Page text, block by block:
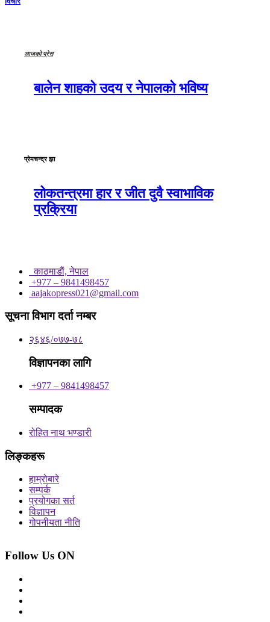
आजको प्रेस
बालेन शाहको उदय र नेपालको भविष्य
प्रेमचन्द्र झा
लोकतन्त्रमा हार र जीत दुवै स्वाभाविक
प्रक्रिया
काठमाडाैं, नेपाल
+977 – 9841498457
aajakopress021@gmail.com
सूचना विभाग दर्ता नम्बर
२६४६/०७७-७८
विज्ञापनका लागि
+977 – 9841498457
सम्पादक
रोहित नाथ भण्डारी
लिङ्कहरू
हाम्रोबारे
सम्पर्क
प्रयोगका सर्त
विज्ञापन
गोपनीयता नीति
Follow Us ON